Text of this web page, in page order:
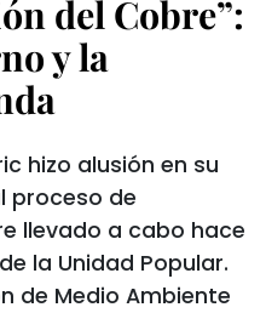
del Cobre”:
y la
hizo alusión en su
proceso de
llevado a cabo hace
la Unidad Popular.
de Medio Ambiente